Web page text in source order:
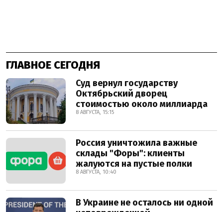
ГЛАВНОЕ СЕГОДНЯ
Суд вернул государству
Октябрьский дворец
стоимостью около миллиарда
8 АВГУСТА, 15:15
Россия уничтожила важные
склады "Форы": клиенты
жалуются на пустые полки
8 АВГУСТА, 10:40
В Украине не осталось ни одной